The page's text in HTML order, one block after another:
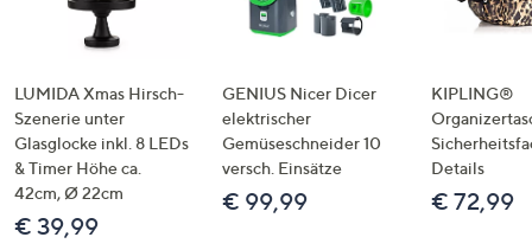
LUMIDA Xmas Hirsch-
Szenerie unter
Glasglocke inkl. 8 LEDs
& Timer Höhe ca.
42cm, Ø 22cm
€ 39,99
GENIUS Nicer Dicer
elektrischer
Gemüseschneider 10
versch. Einsätze
€ 99,99
KIPLING®
Details
€ 72,99